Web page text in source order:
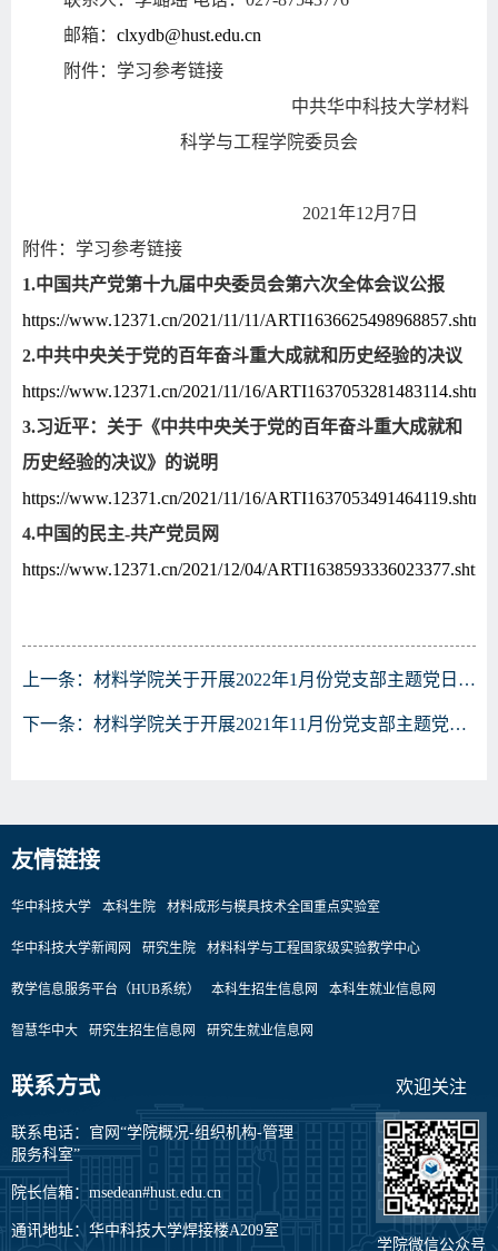
邮箱： clxydb@hust.edu.cn
附件：学习参考链接
中共华中科技大学材料
科学与工程学院委员会
2021年12月 7 日
附件：学习参考链接
1.中国共产党第十九届中央委员会第六次全体会议公报
https://www.12371.cn/2021/11/11/ARTI1636625498968857.shtml
2.中共中央关于党的百年奋斗重大成就和历史经验的决议
https://www.12371.cn/2021/11/16/ARTI1637053281483114.shtml
3.习近平：关于《中共中央关于党的百年奋斗重大成就和
历史经验的决议》的说明
https://www.12371.cn/2021/11/16/ARTI1637053491464119.shtml
4.中国的民主-共产党员网
https://www.12371.cn/2021/12/04/ARTI1638593336023377.shtml
上一条： 材料学院关于开展2022年1月份党支部主题党日的通知
下一条： 材料学院关于开展​2021年11月份党支部主题党日的通知
友情链接
华中科技大学 本科生院 材料成形与模具技术全国重点实验室
华中科技大学新闻网 研究生院 材料科学与工程国家级实验教学中心
教学信息服务平台（HUB系统） 本科生招生信息网 本科生就业信息网
智慧华中大 研究生招生信息网 研究生就业信息网
联系方式
联系电话：官网“学院概况-组织机构-管理
服务科室”
院长信箱：msedean#hust.edu.cn
通讯地址：华中科技大学焊接楼A209室
欢迎关注
学院微信公众号